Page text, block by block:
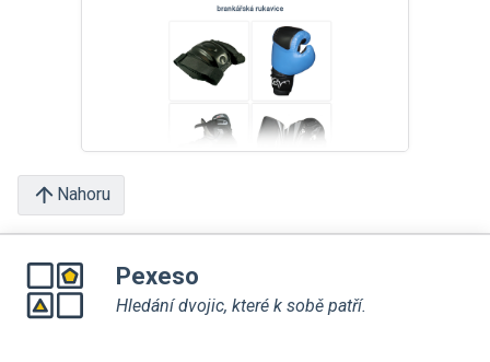
Nahoru
Pexeso
Hledání dvojic, které k sobě patří.